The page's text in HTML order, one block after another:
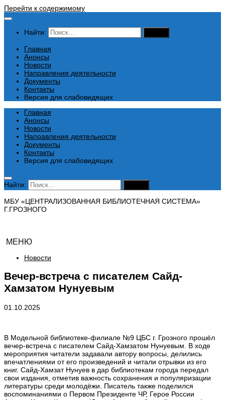
Перейти к содержимому
Найти:
Главная
Анонсы
Новости
Направления деятельности
Документы
Контакты
Версия для слабовидящих
Главная
Анонсы
Новости
Направления деятельности
Документы
Контакты
Версия для слабовидящих
Найти:
МБУ «ЦЕНТРАЛИЗОВАННАЯ БИБЛИОТЕЧНАЯ СИСТЕМА»
Г.ГРОЗНОГО
МЕНЮ
Новости
Вечер-встреча с писателем Сайд-
Хамзатом Нунуевым
01.10.2025
В Модельной библиотеке-филиале №9 ЦБС г. Грозного прошёл
вечер-встреча с писателем Сайд-Хамзатом Нунуевым. В ходе
мероприятия читатели задавали автору вопросы, делились
впечатлениями от его произведений и читали отрывки из его
книг. Сайд-Хамзат Нунуев в дар библиотекам города передал
свои издания, отметив важность сохранения и популяризации
литературы среди молодёжи. Писатель также поделился
воспоминаниями о Первом Президенте ЧР, Герое России